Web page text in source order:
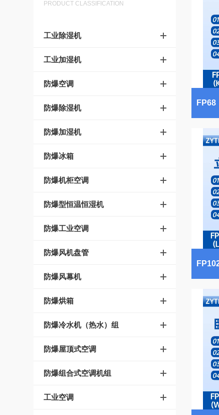
PRODUCT CLASSIFICATION
工业除湿机
工业加湿机
防爆空调
防爆除湿机
防爆加湿机
防爆冰箱
防爆机柜空调
防爆型恒温恒湿机
防爆工业空调
防爆风机盘管
防爆风幕机
防爆烘箱
防爆冷水机（热水）组
防爆屋顶式空调
防爆组合式空调机组
工业空调